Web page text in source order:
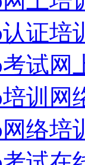
证培
试网
训网
络培